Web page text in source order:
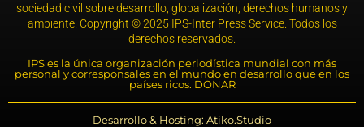
sociedad civil sobre desarrollo, globalización, derechos humanos y
ambiente. Copyright © 2025 IPS-Inter Press Service. Todos los
derechos reservados.
IPS es la única organización periodística mundial con más
personal y corresponsales en el mundo en desarrollo que en los
países ricos. DONAR
Desarrollo & Hosting: Atiko.Studio